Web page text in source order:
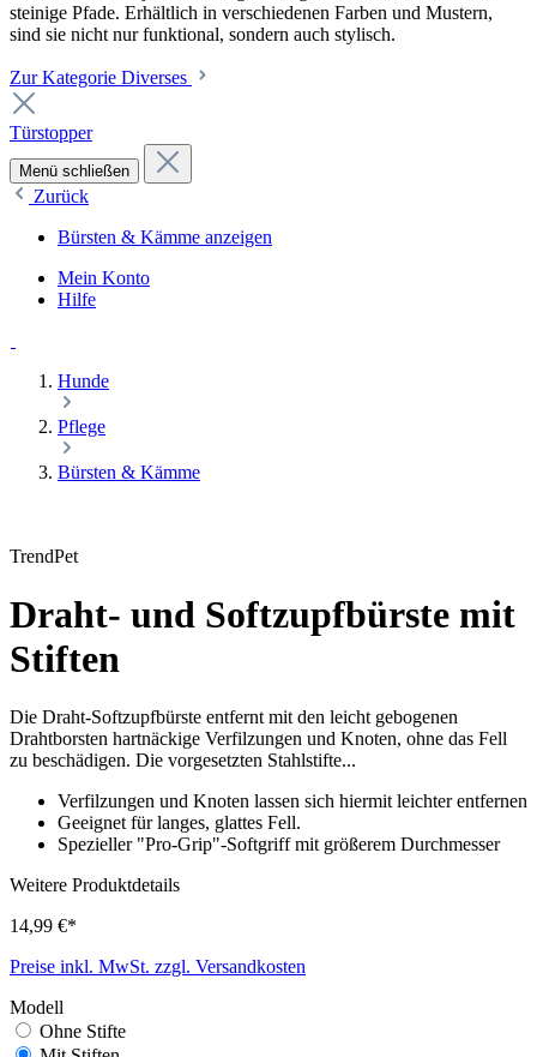
steinige Pfade. Erhältlich in verschiedenen Farben und Mustern,
sind sie nicht nur funktional, sondern auch stylisch.
Zur Kategorie Diverses
Türstopper
Menü schließen
Zurück
Bürsten & Kämme anzeigen
Mein Konto
Hilfe
Hunde
Pflege
Bürsten & Kämme
TrendPet
Draht- und Softzupfbürste mit
Stiften
Die Draht-Softzupfbürste entfernt mit den leicht gebogenen
Drahtborsten hartnäckige Verfilzungen und Knoten, ohne das Fell
zu beschädigen. Die vorgesetzten Stahlstifte...
Verfilzungen und Knoten lassen sich hiermit leichter entfernen
Geeignet für langes, glattes Fell.
Spezieller "Pro-Grip"-Softgriff mit größerem Durchmesser
Weitere Produktdetails
14,99 €*
Preise inkl. MwSt. zzgl. Versandkosten
Modell
Ohne Stifte